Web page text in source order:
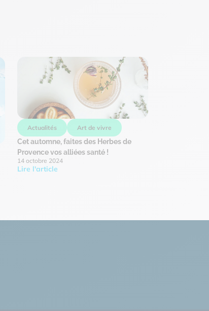
Actualités Art de vivre
Cet automne, faites des Herbes de
Provence vos alliées santé !
14 octobre 2024
Lire l'article